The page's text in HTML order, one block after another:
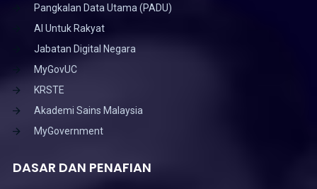
Pangkalan Data Utama (PADU)
AI Untuk Rakyat
Jabatan Digital Negara
MyGovUC
KRSTE
Akademi Sains Malaysia
MyGovernment
DASAR DAN PENAFIAN